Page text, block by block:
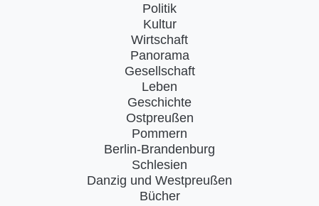
Politik
Kultur
Wirtschaft
Panorama
Gesellschaft
Leben
Geschichte
Ostpreußen
Pommern
Berlin-Brandenburg
Schlesien
Danzig und Westpreußen
Bücher